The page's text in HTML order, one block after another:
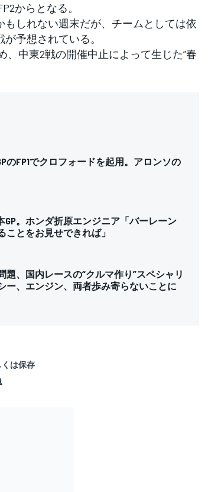
からとなる。
しれない週末だが、チームとしては依
予想されている。
中東2戦の開催中止によって生じた”春
のFP1でクロフォードを起用。アロンソの
GP。ホンダ折原エンジニア「バーレーン
とをお見せできれば」
、国内レースの“クルマ作り”スペシャリ
ー、エンジン、両者歩み寄らないことに
は保存